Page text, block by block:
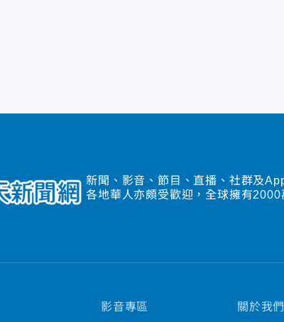
新聞、影音、節目、直播、社群及
各地華人亦頗受歡迎，全球擁有2000
影音專區 關於我們